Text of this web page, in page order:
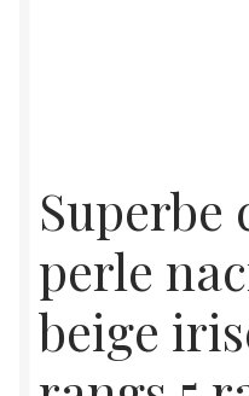
Superbe
perle
beige